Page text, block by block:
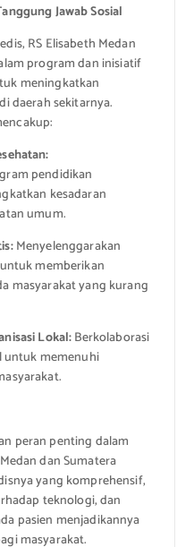
Jawab Sosial
RS Elisabeth Medan
program dan inisiatif
meningkatkan
daerah sekitarnya.
pendidikan
kesadaran
umum.
Menyelenggarakan
memberikan
masyarakat yang kurang
Lokal:Berkolaborasi
untuk memenuhi
peran penting dalam
dan Sumatera
yang komprehensif,
teknologi, dan
pasien menjadikannya
masyarakat.